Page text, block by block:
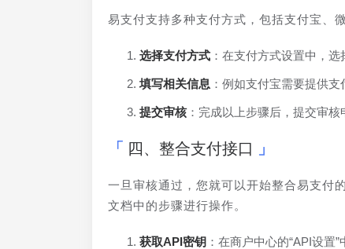
易支付支持多种支付方式，包括支付宝、
选择支付方式 ：在支付方式设置中，选
填写相关信息 ：例如支付宝需要提供
提交审核：完成以上步骤后，提交审核
四、整合支付接口
一旦审核通过，您就可以开始整合易支付
文档中的步骤进行操作。
获取API密钥 ：在商户中心的“API设置